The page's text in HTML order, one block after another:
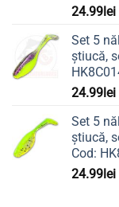
24.99 lei
Set 5
știucă,
24.99 lei
Set 5
știucă,
Cod:
24.99 lei